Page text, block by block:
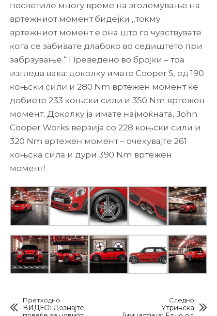
посветиле многу време на зголемување на
вртежниот момент бидејќи „токму
вртежниот момент е она што го чувствувате
кога се забивате длабоко во седиштето при
забрзување.“ Преведено во бројки – тоа
изгледа вака: доколку имате Cooper S, од 190
коњски сили и 280 Nm вртежен момент ќе
добиете 233 коњски сили и 350 Nm вртежен
момент. Доколку ја имате најмоќната, John
Cooper Works верзија со 228 коњски сили и
320 Nm вртежен момент – очекувајте 261
коњска сила и дури 390 Nm вртежен
момент!
Претходно
ВИДЕО: Дознајте
Следно
Утринска